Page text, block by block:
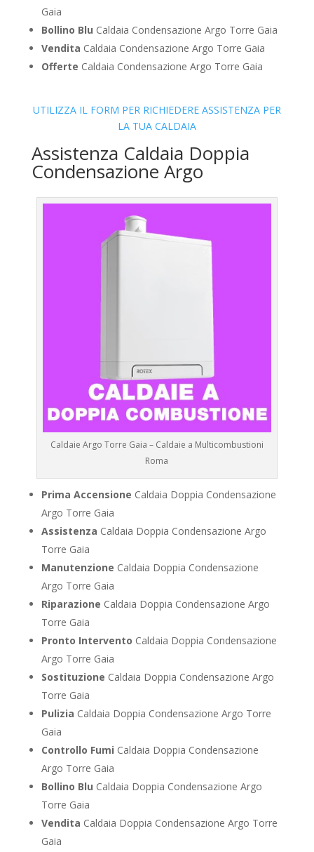
Gaia
Bollino Blu Caldaia Condensazione Argo Torre Gaia
Vendita Caldaia Condensazione Argo Torre Gaia
Offerte Caldaia Condensazione Argo Torre Gaia
UTILIZZA IL FORM PER RICHIEDERE ASSISTENZA PER
LA TUA CALDAIA
Assistenza Caldaia Doppia
Condensazione Argo
Caldaie Argo Torre Gaia – Caldaie a Multicombustioni
Roma
Prima Accensione Caldaia Doppia Condensazione
Argo Torre Gaia
Assistenza Caldaia Doppia Condensazione Argo
Torre Gaia
Manutenzione Caldaia Doppia Condensazione
Argo Torre Gaia
Riparazione Caldaia Doppia Condensazione Argo
Torre Gaia
Pronto Intervento Caldaia Doppia Condensazione
Argo Torre Gaia
Sostituzione Caldaia Doppia Condensazione Argo
Torre Gaia
Pulizia Caldaia Doppia Condensazione Argo Torre
Gaia
Controllo Fumi Caldaia Doppia Condensazione
Argo Torre Gaia
Bollino Blu Caldaia Doppia Condensazione Argo
Torre Gaia
Vendita Caldaia Doppia Condensazione Argo Torre
Gaia